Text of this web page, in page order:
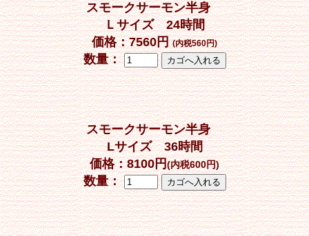
スモークサーモン半身
Ｌサイズ 24時間
価格：7560円 (内税560円)
数量：
スモークサーモン半身
Lサイズ 36時間
価格：8100円(内税600円)
数量：